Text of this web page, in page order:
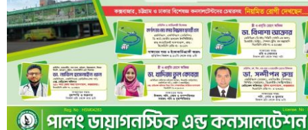
রাঙামাটির বরকলে নৌকাডুবি, নিখোঁজ ১
আগের পরবর্তী ১ এর ৬,৮৪৮